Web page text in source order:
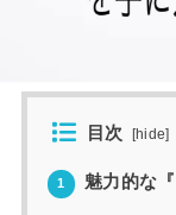
目次 [hide]
1 魅力的な